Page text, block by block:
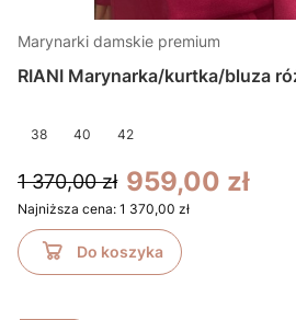
Marynarki damskie premium
RIANI Marynarka/kurtka/
38 40 42
1 370,00 zł 959,00 zł
Najniższa cena: 1 370,00 zł
Do koszyka